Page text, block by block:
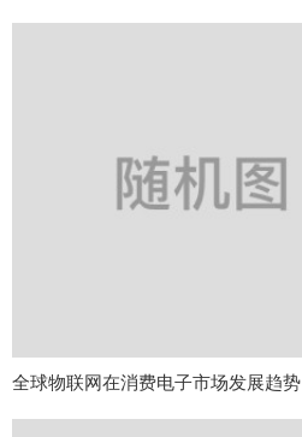
全球物联网在消费电子市场发展趋势